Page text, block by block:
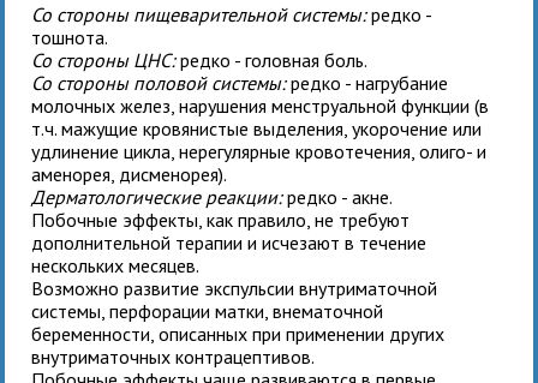
Со стороны пищеварительной системы:редко -
тошнота.
Со стороны ЦНС:редко - головная боль.
Со стороны половой системы:редко - нагрубание
молочных желез, нарушения менструальной функции (в
т.ч. мажущие кровянистые выделения, укорочение или
удлинение цикла, нерегулярные кровотечения, олиго- и
аменорея, дисменорея).
Дерматологические реакции:редко - акне.
Побочные эффекты, как правило, не требуют
дополнительной терапии и исчезают в течение
нескольких месяцев.
Возможно развитие экспульсии внутриматочной
системы, перфорации матки, внематочной
беременности, описанных при применении других
внутриматочных контрацептивов.